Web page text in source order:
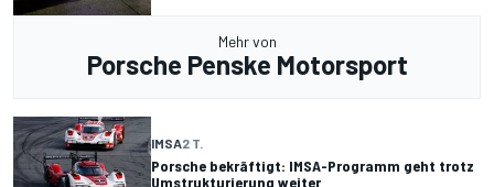
Mehr von
Porsche Penske Motorsport
IMSA2 T.
Porsche bekräftigt: IMSA-Programm geht trotz
Umstrukturierung weiter